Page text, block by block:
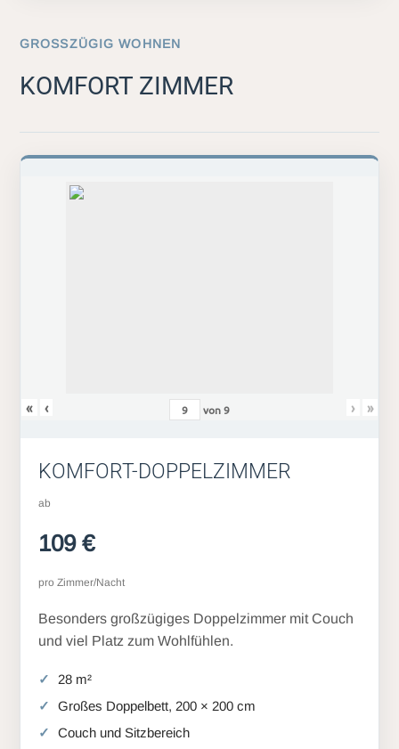
GROSSZÜGIG WOHNEN
KOMFORT ZIMMER
« ‹ von9 › »
KOMFORT-DOPPELZIMMER
ab
109 €
pro Zimmer/Nacht
Besonders großzügiges Doppelzimmer mit Couch
und viel Platz zum Wohlfühlen.
28 m²
Großes Doppelbett, 200 × 200 cm
Couch und Sitzbereich